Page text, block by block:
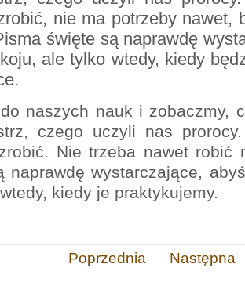
nie ma potrzeby nawet,
święte są naprawdę
ale tylko wtedy, kiedy
naszych nauk i zobaczmy,
czego uczyli nas
Nie trzeba nawet robić
naprawdę wystarczające,
kiedy je praktykujemy.
Poprzednia Następna